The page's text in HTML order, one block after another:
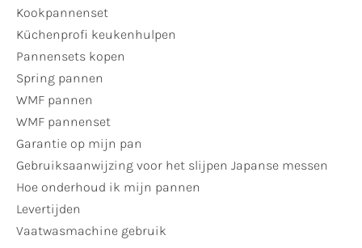
Kookpannenset
Küchenprofi keukenhulpen
Pannensets kopen
Spring pannen
WMF pannen
WMF pannenset
Garantie op mijn pan
Gebruiksaanwijzing voor het slijpen Japanse messen
Hoe onderhoud ik mijn pannen
Levertijden
Vaatwasmachine gebruik